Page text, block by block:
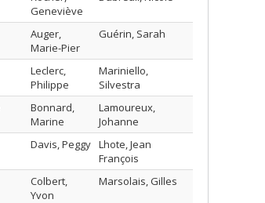
Geneviève
Auger,
Marie-Pier
Guérin, Sarah
Leclerc,
Philippe
Mariniello,
Silvestra
Bonnard,
Marine
Lamoureux,
Johanne
Davis, Peggy Lhote, Jean
François
Colbert,
Yvon
Marsolais, Gilles